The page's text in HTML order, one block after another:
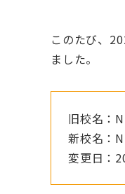
このたび、
ました。
旧校名：
新校名：
変更日：